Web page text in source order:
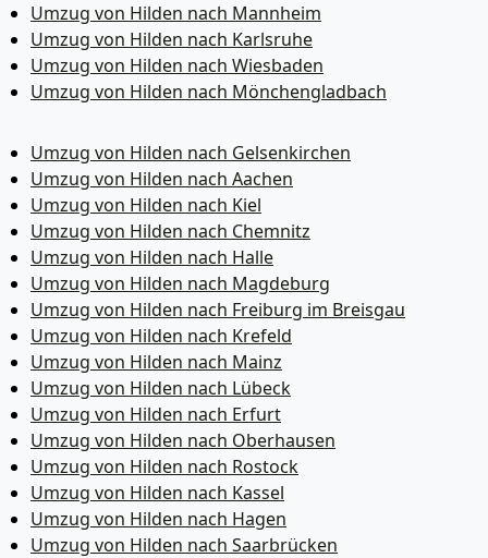
Umzug von Hilden nach Mannheim
Umzug von Hilden nach Karlsruhe
Umzug von Hilden nach Wiesbaden
Umzug von Hilden nach Mönchen­gladbach
Umzug von Hilden nach Gelsenkirchen
Umzug von Hilden nach Aachen
Umzug von Hilden nach Kiel
Umzug von Hilden nach Chemnitz
Umzug von Hilden nach Halle
Umzug von Hilden nach Magdeburg
Umzug von Hilden nach Freiburg im Breisgau
Umzug von Hilden nach Krefeld
Umzug von Hilden nach Mainz
Umzug von Hilden nach Lübeck
Umzug von Hilden nach Erfurt
Umzug von Hilden nach Oberhausen
Umzug von Hilden nach Rostock
Umzug von Hilden nach Kassel
Umzug von Hilden nach Hagen
Umzug von Hilden nach Saarbrücken